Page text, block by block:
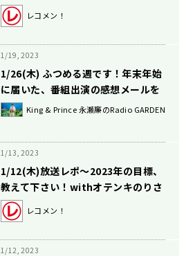
たでしょう？の巻〜
レコメン！
1/19, 2023
1/26(木) ふつめる週です！年末年始
に届いた、番組出演の感想メールを
紹介！King & Prince 永瀬廉のRadio GARDEN
1/13, 2023
1/12(木)放送レポ〜2023年の目標、
教えて下さい！withオテンキのりさ
んのリモート七変化を添えて〜の巻
レコメン！
1/12, 2023